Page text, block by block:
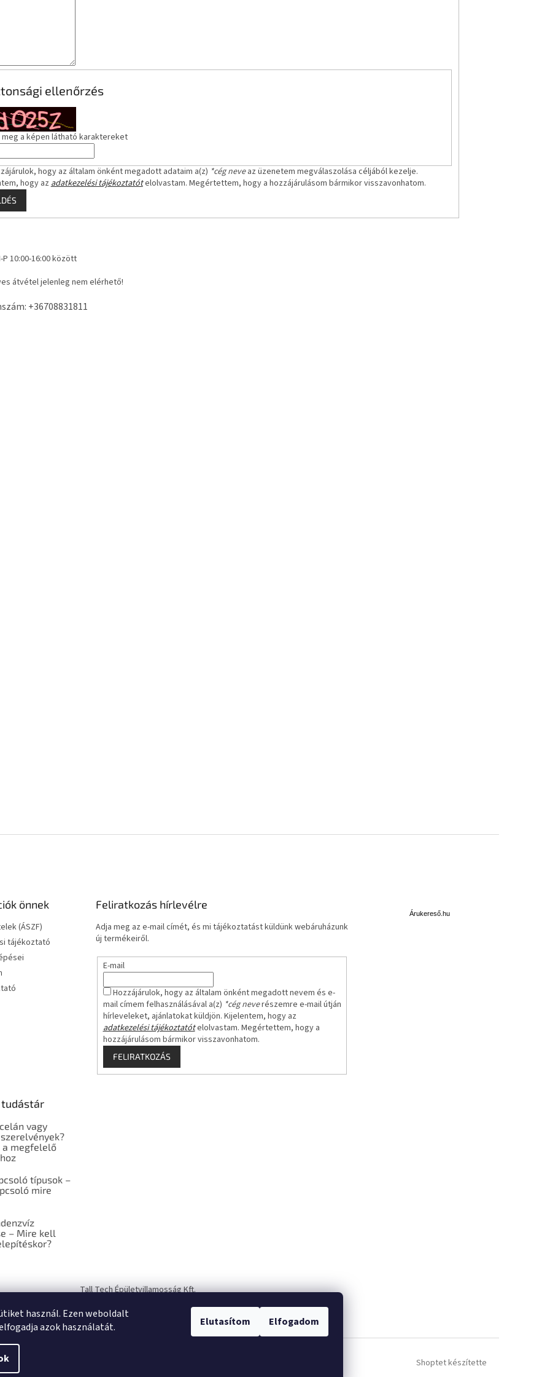
használ. Ezen weboldalt
azok használatát.
Elutasítom Elfogadom
ellenőrzés
meg a képen látható karaktereket
hogy az általam önként megadott adataim a(z) *cég neveaz üzenetem megválaszolása céljából kezelje.
hogy az adatkezelési tájékoztatótelolvastam. Megértettem, hogy a hozzájárulásom bármikor visszavonhatom.
P 10:00-16:00 között
átvétel jelenleg nem elérhető!
+36708831811
önnek
(ÁSZF)
tájékoztató
Feliratkozás hírlevélre
Adja meg az e-mail címét, és mi tájékoztatást küldünk webáruházunk
új termékeiről.
E-mail
Hozzájárulok, hogy az általam önként megadott nevem és e-
mail címem felhasználásával a(z) *cég neverészemre e-mail útján
hírleveleket, ajánlatokat küldjön. Kijelentem, hogy az
adatkezelési tájékoztatótelolvastam. Megértettem, hogy a
hozzájárulásom bármikor visszavonhatom.
FELIRATKOZÁS
Árukereső.hu
tudástár
vagy
megfelelő
típusok –
mire
– Mire kell
Tall Tech Épületvillamosság Kft.
Shoptet készítette
Süti beállítások szerkesztése